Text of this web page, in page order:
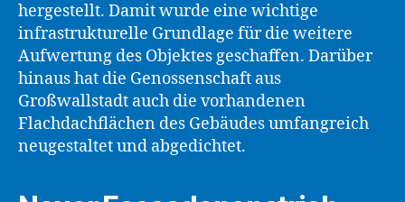
hergestellt. Damit wurde eine wichtige
infrastrukturelle Grundlage für die weitere
Aufwertung des Objektes geschaffen. Darüber
hinaus hat die Genossenschaft aus
Großwallstadt auch die vorhandenen
Flachdachflächen des Gebäudes umfangreich
neugestaltet und abgedichtet.